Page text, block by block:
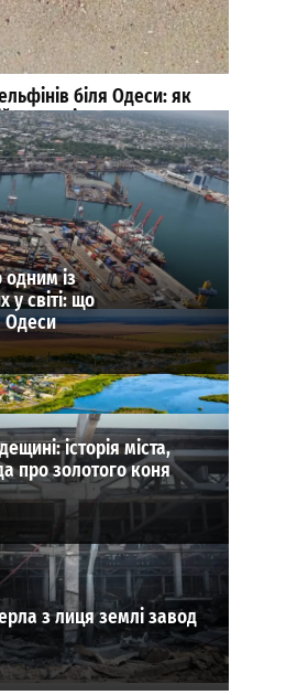
біля Одеси: як
тварині
0
із
у світі: що
Одеси
історія міста,
про золотого коня
з лиця землі завод